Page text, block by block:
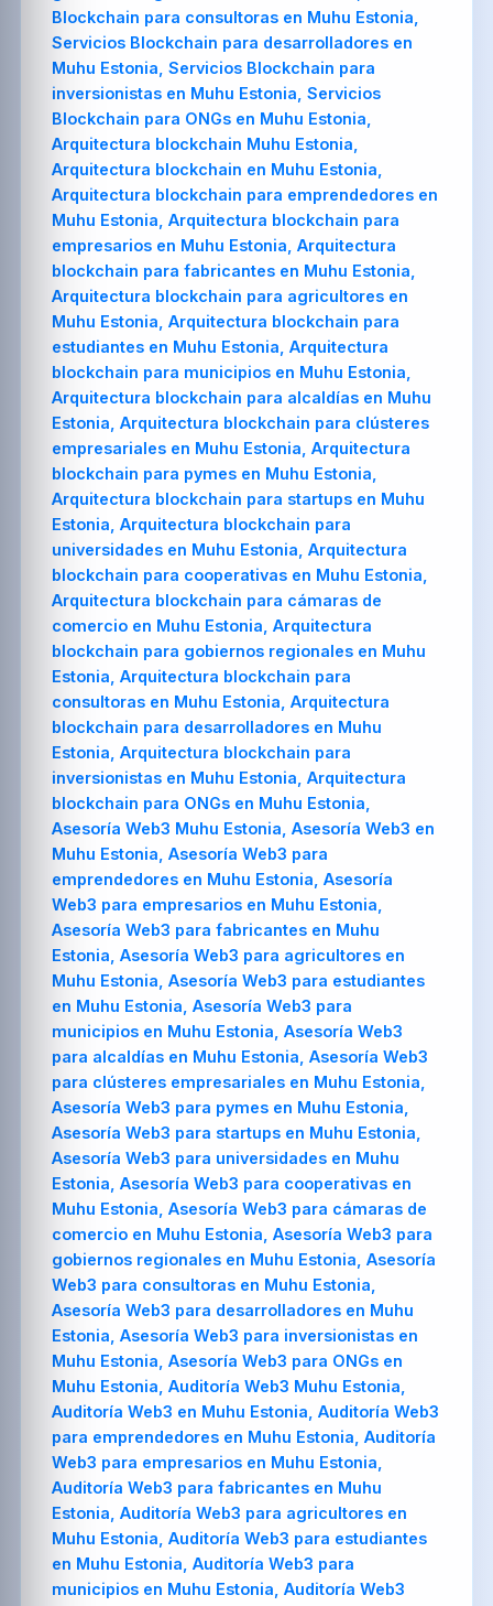
Blockchain para consultoras en Muhu Estonia,
Servicios Blockchain para desarrolladores en
Muhu Estonia, Servicios Blockchain para
inversionistas en Muhu Estonia, Servicios
Blockchain para ONGs en Muhu Estonia,
Arquitectura blockchain Muhu Estonia,
Arquitectura blockchain en Muhu Estonia,
Arquitectura blockchain para emprendedores en
Muhu Estonia, Arquitectura blockchain para
empresarios en Muhu Estonia, Arquitectura
blockchain para fabricantes en Muhu Estonia,
Arquitectura blockchain para agricultores en
Muhu Estonia, Arquitectura blockchain para
estudiantes en Muhu Estonia, Arquitectura
blockchain para municipios en Muhu Estonia,
Arquitectura blockchain para alcaldías en Muhu
Estonia, Arquitectura blockchain para clústeres
empresariales en Muhu Estonia, Arquitectura
blockchain para pymes en Muhu Estonia,
Arquitectura blockchain para startups en Muhu
Estonia, Arquitectura blockchain para
universidades en Muhu Estonia, Arquitectura
blockchain para cooperativas en Muhu Estonia,
Arquitectura blockchain para cámaras de
comercio en Muhu Estonia, Arquitectura
blockchain para gobiernos regionales en Muhu
Estonia, Arquitectura blockchain para
consultoras en Muhu Estonia, Arquitectura
blockchain para desarrolladores en Muhu
Estonia, Arquitectura blockchain para
inversionistas en Muhu Estonia, Arquitectura
blockchain para ONGs en Muhu Estonia,
Asesoría Web3 Muhu Estonia, Asesoría Web3 en
Muhu Estonia, Asesoría Web3 para
emprendedores en Muhu Estonia, Asesoría
Web3 para empresarios en Muhu Estonia,
Asesoría Web3 para fabricantes en Muhu
Estonia, Asesoría Web3 para agricultores en
Muhu Estonia, Asesoría Web3 para estudiantes
en Muhu Estonia, Asesoría Web3 para
municipios en Muhu Estonia, Asesoría Web3
para alcaldías en Muhu Estonia, Asesoría Web3
para clústeres empresariales en Muhu Estonia,
Asesoría Web3 para pymes en Muhu Estonia,
Asesoría Web3 para startups en Muhu Estonia,
Asesoría Web3 para universidades en Muhu
Estonia, Asesoría Web3 para cooperativas en
Muhu Estonia, Asesoría Web3 para cámaras de
comercio en Muhu Estonia, Asesoría Web3 para
gobiernos regionales en Muhu Estonia, Asesoría
Web3 para consultoras en Muhu Estonia,
Asesoría Web3 para desarrolladores en Muhu
Estonia, Asesoría Web3 para inversionistas en
Muhu Estonia, Asesoría Web3 para ONGs en
Muhu Estonia, Auditoría Web3 Muhu Estonia,
Auditoría Web3 en Muhu Estonia, Auditoría Web3
para emprendedores en Muhu Estonia, Auditoría
Web3 para empresarios en Muhu Estonia,
Auditoría Web3 para fabricantes en Muhu
Estonia, Auditoría Web3 para agricultores en
Muhu Estonia, Auditoría Web3 para estudiantes
en Muhu Estonia, Auditoría Web3 para
municipios en Muhu Estonia, Auditoría Web3